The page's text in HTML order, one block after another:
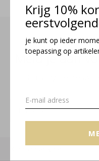
Krijg 10%
je kunt op ieder
toepassing op
Meld je aan
Klantenservice